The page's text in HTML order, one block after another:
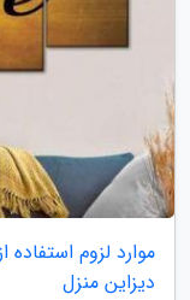
موارد لزوم
دیزاین منزل